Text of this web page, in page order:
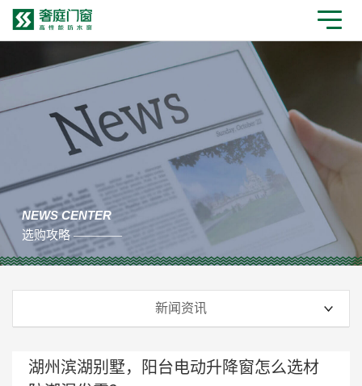
NEWS CENTER
选购攻略 ————
新闻资讯
湖州滨湖别墅，阳台电动升降窗怎么选材